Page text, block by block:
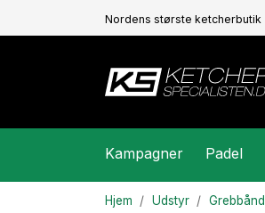
Nordens største ketcherbutik
Kampagner Padel
Hjem Udstyr Grebbånd